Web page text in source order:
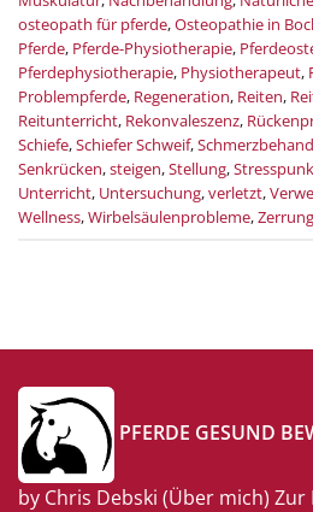
osteopath für pferde,Osteopathie in
Pferde, Pferde-Physiotherapie,
Pferdephysiotherapie, Physiotherapeut,
Problempferde, Regeneration, Reiten,
Reitunterricht, Rekonvaleszenz,
Schiefe,Schiefer Schweif,
Senkrücken,steigen,Stellung,
Unterricht, Untersuchung,verletzt,
Wellness,Wirbelsäulenprobleme,Zerrung
PFERDE GESUND
by Chris Debski (Über mich) Zur